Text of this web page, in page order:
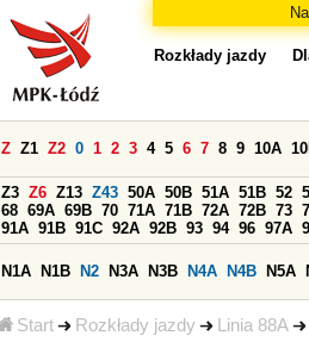
Start Rozkłady jazdy Linia 88A
Rozkłady jazdy
Z Z1 Z2 0 1 2 3 4 5 6 7 8 9 10A
Z3 Z6 Z13 Z43 50A 50B 51A 51B 52
68 69A 69B 70 71A 71B 72A 72B 73
91A 91B 91C 92A 92B 93 94 96 97A
N1A N1B N2 N3A N3B N4A N4B N5A